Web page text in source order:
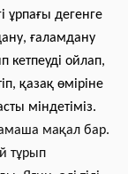
ұрпағы дегенге
ғаламдану
кетпеуді ойлап,
қазақ өміріне
міндетіміз.
мақал бар.
тұрып